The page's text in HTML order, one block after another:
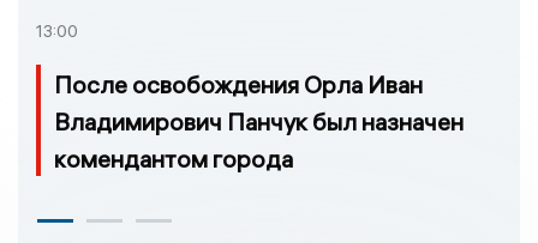
13:00
После освобождения Орла Иван
Владимирович Панчук был назначен
комендантом города